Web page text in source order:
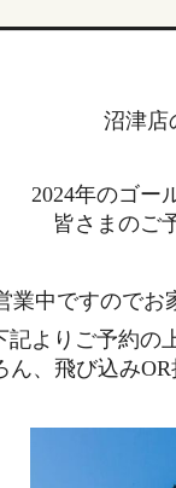
沼津
2024年のゴー
皆さまのご
業中ですのでお
記よりご予約の
ん、飛び込み